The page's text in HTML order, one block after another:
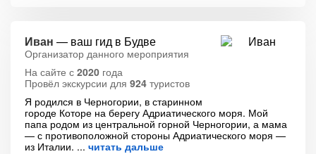
Иван — ваш гид в Будве
Организатор данного мероприятия
На сайте с 2020 года
Провёл экскурсии для 924 туристов
Я родился в Черногории, в старинном
городе Которе на берегу Адриатического моря. Мой
папа родом из центральной горной Черногории, а мама
— с противоположной стороны Адриатического моря —
из Италии.
читать дальше